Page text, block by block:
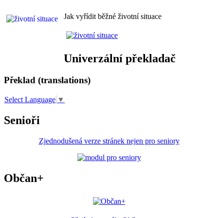
Jak vyřídit běžné životní situace
Univerzální překladač
Překlad (translations)
Select Language ▼
Senioři
Zjednodušená verze stránek nejen pro seniory
Občan+